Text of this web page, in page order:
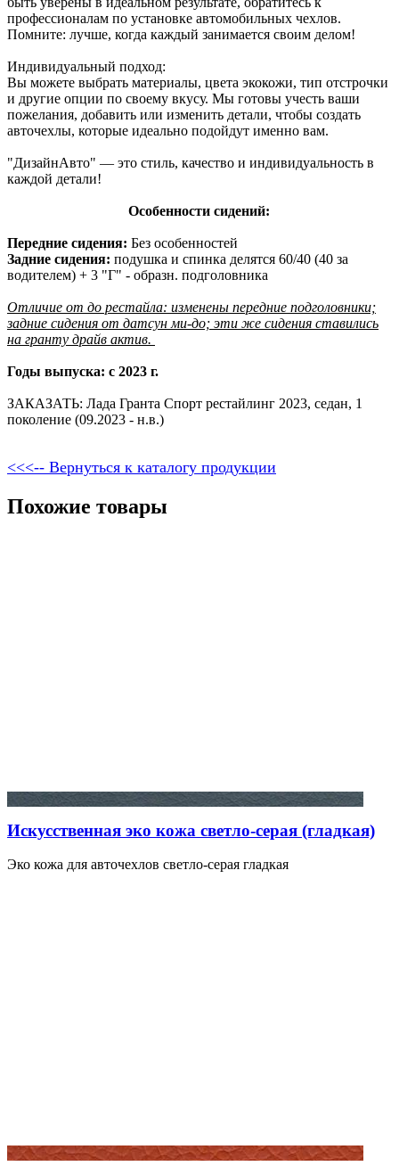
профессионалам по установке автомобильных чехлов.
Помните: лучше, когда каждый занимается своим делом!
Индивидуальный подход:
Вы можете выбрать материалы, цвета экокожи, тип отстрочки
и другие опции по своему вкусу. Мы готовы учесть ваши
пожелания, добавить или изменить детали, чтобы создать
авточехлы, которые идеально подойдут именно вам.
"ДизайнАвто" — это стиль, качество и индивидуальность в
каждой детали!
Особенности сидений:
Передние сидения: Без особенностей
Задние сидения: подушка и спинка делятся 60/40 (40 за
водителем) + 3 "Г" - образн. подголовника
Отличие от до рестайла: изменены передние подголовники;
задние сидения от датсун ми-до; эти же сидения ставились
на гранту драйв актив.
Годы выпуска: с 2023 г.
ЗАКАЗАТЬ: Лада Гранта Спорт рестайлинг 2023, седан, 1
поколение (09.2023 - н.в.)
<<<-- Вернуться к каталогу продукции
Похожие товары
Искусственная эко кожа светло-серая (гладкая)
Эко кожа для авточехлов светло-серая гладкая